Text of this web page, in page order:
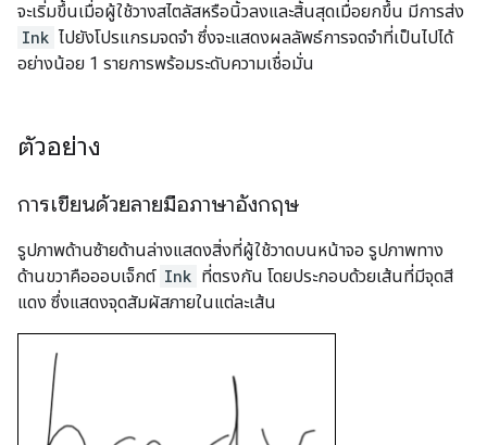
จะเริ่มขึ้นเมื่อผู้ใช้วางสไตลัสหรือนิ้วลงและสิ้นสุดเมื่อยกขึ้น มีการส่ง
Ink ไปยังโปรแกรมจดจำ ซึ่งจะแสดงผลลัพธ์การจดจำที่เป็นไปได้
อย่างน้อย 1 รายการพร้อมระดับความเชื่อมั่น
ตัวอย่าง
การเขียนด้วยลายมือภาษาอังกฤษ
รูปภาพด้านซ้ายด้านล่างแสดงสิ่งที่ผู้ใช้วาดบนหน้าจอ รูปภาพทาง
ด้านขวาคือออบเจ็กต์ Ink ที่ตรงกัน โดยประกอบด้วยเส้นที่มีจุดสี
แดง ซึ่งแสดงจุดสัมผัสภายในแต่ละเส้น